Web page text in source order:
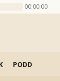
00:00:00
PODD